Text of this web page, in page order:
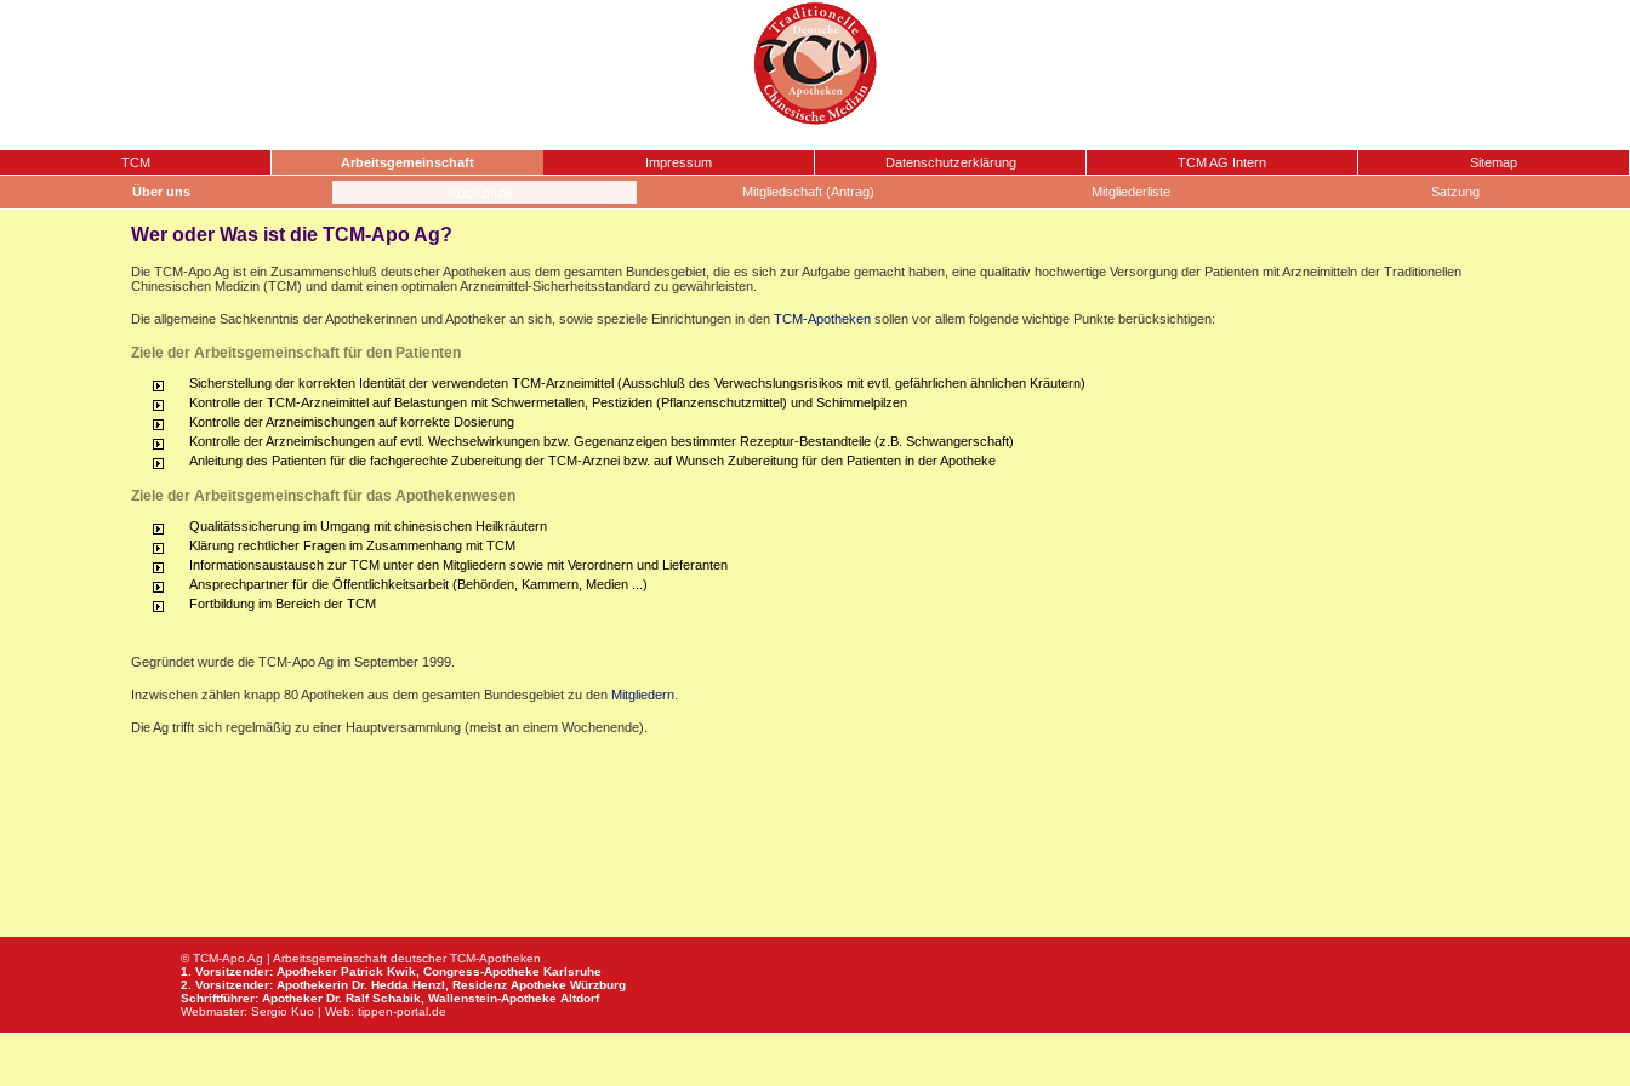
TCM Arbeitsgemeinschaft Impressum Datenschutzerklärung TCM AG Intern
Sitemap
Über uns
Mitgliedschaft (Antrag) Mitgliederliste Satzung
Wer oder Was ist die TCM-Apo Ag?
Die TCM-Apo Ag ist ein Zusammenschluß deutscher Apotheken aus dem gesamten Bundesgebiet, die es sich zur Aufgabe gemacht haben, eine qualitativ hochwertige Versorgung der Patienten mit Arzneimitteln der Traditionellen
Chinesischen Medizin (TCM) und damit einen optimalen Arzneimittel-Sicherheitsstandard zu gewährleisten.
Die allgemeine Sachkenntnis der Apothekerinnen und Apotheker an sich, sowie spezielle Einrichtungen in den TCM-Apotheken sollen vor allem folgende wichtige Punkte berücksichtigen:
Ziele der Arbeitsgemeinschaft für den Patienten
Sicherstellung der korrekten Identität der verwendeten TCM-Arzneimittel (Ausschluß des Verwechslungsrisikos mit evtl. gefährlichen ähnlichen Kräutern)
Kontrolle der TCM-Arzneimittel auf Belastungen mit Schwermetallen, Pestiziden (Pflanzenschutzmittel) und Schimmelpilzen
Kontrolle der Arzneimischungen auf korrekte Dosierung
Kontrolle der Arzneimischungen auf evtl. Wechselwirkungen bzw. Gegenanzeigen bestimmter Rezeptur-Bestandteile (z.B. Schwangerschaft)
Anleitung des Patienten für die fachgerechte Zubereitung der TCM-Arznei bzw. auf Wunsch Zubereitung für den Patienten in der Apotheke
Ziele der Arbeitsgemeinschaft für das Apothekenwesen
Qualitätssicherung im Umgang mit chinesischen Heilkräutern
Klärung rechtlicher Fragen im Zusammenhang mit TCM
Informationsaustausch zur TCM unter den Mitgliedern sowie mit Verordnern und Lieferanten
Ansprechpartner für die Öffentlichkeitsarbeit (Behörden, Kammern, Medien ...)
Fortbildung im Bereich der TCM
Gegründet wurde die TCM-Apo Ag im September 1999.
Inzwischen zählen knapp 80 Apotheken aus dem gesamten Bundesgebiet zu den Mitgliedern
Die Ag trifft sich regelmäßig zu einer Hauptversammlung (meist an einem Wochenende).
© TCM-Apo Ag | Arbeitsgemeinschaft deutscher TCM-Apotheken
1. Vorsitzender: Apotheker Patrick Kwik, Congress-Apotheke Karlsruhe
2. Vorsitzender: Apothekerin Dr. Hedda Henzl, Residenz Apotheke Würzburg
Schriftführer: Apotheker Dr. Ralf Schabik, Wallenstein-Apotheke Altdorf
Webmaster: Sergio Kuo | Web: tippen-portal.de